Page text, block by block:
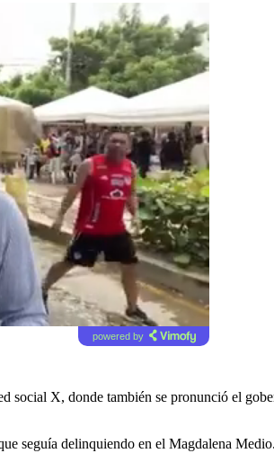
powered by
social X, donde también se pronunció el
seguía delinquiendo en el Magdalena Medio.